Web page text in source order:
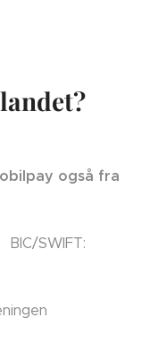
også fra
BIC/SWIFT: